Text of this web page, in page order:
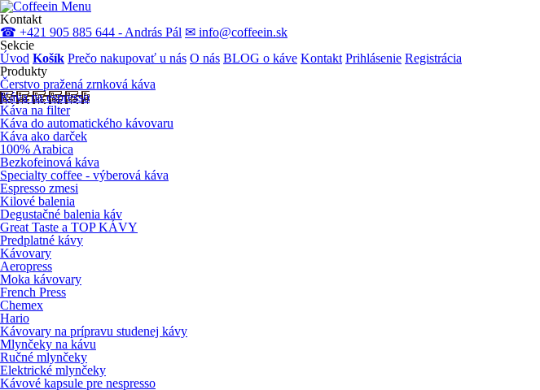
Menu
Kontakt
☎ +421 905 885 644 - András Pál ✉ info@coffeein.sk
Sekcie
Úvod Košík Prečo nakupovať u nás O nás BLOG o káve Kontakt Prihlásenie Registrácia
Produkty
Čerstvo pražená zrnková káva
Káva na espresso
Káva na filter
Káva do automatického kávovaru
Káva ako darček
100% Arabica
Bezkofeinová káva
Specialty coffee - výberová káva
Espresso zmesi
Kilové balenia
Degustačné balenia káv
Great Taste a TOP KÁVY
Predplatné kávy
Kávovary
Aeropress
Moka kávovary
French Press
Chemex
Hario
Kávovary na prípravu studenej kávy
Mlynčeky na kávu
Ručné mlynčeky
Elektrické mlynčeky
Kávové kapsule pre nespresso